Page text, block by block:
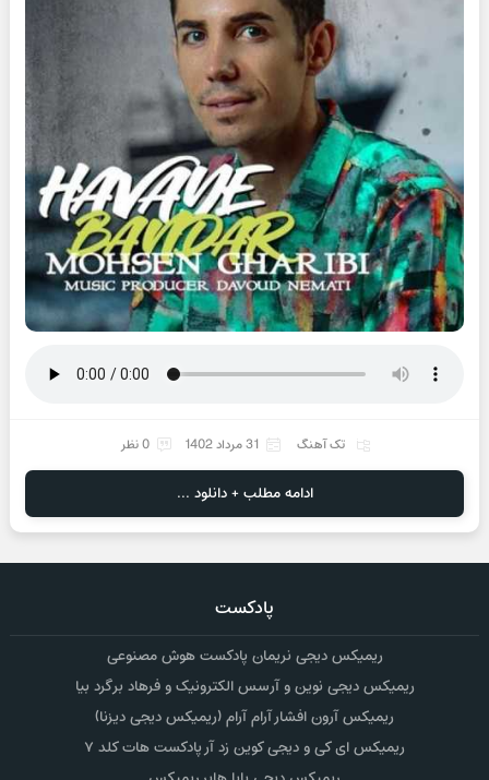
تک آهنگ 31 مرداد 1402 0 نظر
ادامه مطلب + دانلود ...
پادکست
ریمیکس دیجی نریمان پادکست هوش مصنوعی
ریمیکس دیجی نوین و آرسس الکترونیک و فرهاد برگرد بیا
ریمیکس آرون افشار آرام آرام (ریمیکس دیجی دیزنا)
ریمیکس ای کی و دیجی کوین زد آر پادکست هات کلد ۷